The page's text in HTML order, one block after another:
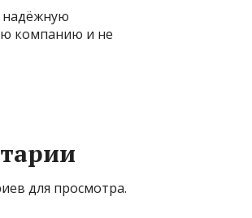
надёжную
компанию и не
для просмотра.